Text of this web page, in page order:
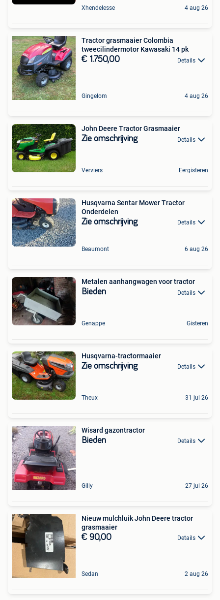
Xhendelesse 4 aug 26
Tractor grasmaaier Colombia
tweecilindermotor Kawasaki 14 pk
€ 1.750,00 Details
Gingelom 4 aug 26
John Deere Tractor Grasmaaier
Zie omschrijving Details
Verviers Eergisteren
Husqvarna Sentar Mower Tractor
Onderdelen
Zie omschrijving Details
Beaumont 6 aug 26
Metalen aanhangwagen voor tractor
Bieden Details
Genappe Gisteren
Husqvarna-tractormaaier
Zie omschrijving Details
Theux 31 jul 26
Wisard gazontractor
Bieden Details
Gilly 27 jul 26
Nieuw mulchluik John Deere tractor
grasmaaier
€ 90,00 Details
Sedan 2 aug 26